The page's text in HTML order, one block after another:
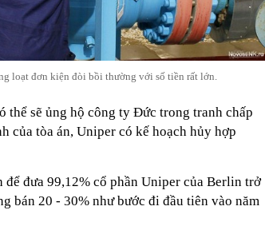
loạt đơn kiện đòi bồi thường với số tiền rất lớn.
thể sẽ ủng hộ công ty Đức trong tranh chấp
của tòa án, Uniper có kế hoạch hủy hợp
đưa 99,12% cổ phần Uniper của Berlin trở
bán 20 - 30% như bước đi đầu tiên vào năm